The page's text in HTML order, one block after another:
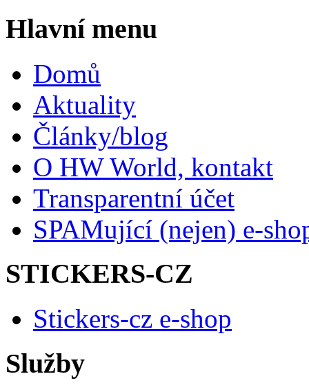
Hlavní menu
Domů
Aktuality
Články/blog
O HW World, kontakt
Transparentní účet
SPAMující (nejen) e-
STICKERS-CZ
Stickers-cz e-shop
Služby